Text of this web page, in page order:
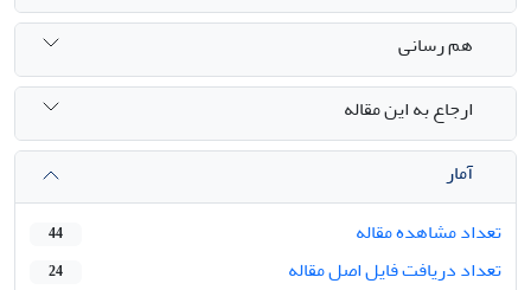
هم رسانی
ارجاع به این مقاله
آمار
تعداد مشاهده مقاله
44
تعداد دریافت فایل اصل مقاله 24